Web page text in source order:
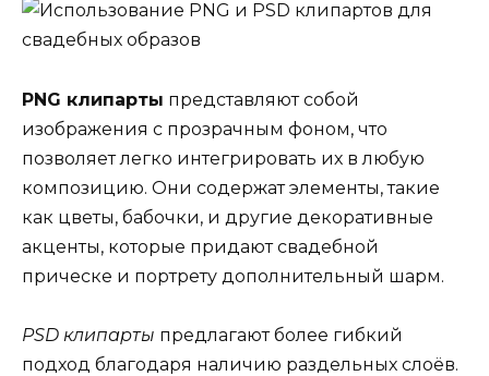
PNG клипарты представляют собой
изображения с прозрачным фоном, что
позволяет легко интегрировать их в любую
композицию. Они содержат элементы, такие
как цветы, бабочки, и другие декоративные
акценты, которые придают свадебной
прическе и портрету дополнительный шарм.
PSD клипарты предлагают более гибкий
подход благодаря наличию раздельных слоёв.